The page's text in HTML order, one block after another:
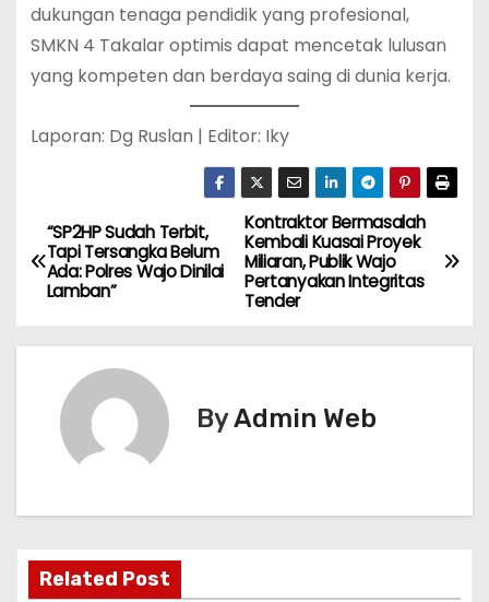
dukungan tenaga pendidik yang profesional,
SMKN 4 Takalar optimis dapat mencetak lulusan
yang kompeten dan berdaya saing di dunia kerja.
Laporan: Dg Ruslan | Editor: Iky
N
a
s
i
Kontraktor Bermasalah
Kembali Kuasai Proyek
Miliaran, Publik Wajo
Pertanyakan Integritas
Tender
“SP2HP Sudah Terbit,
Tapi Tersangka Belum
Ada: Polres Wajo Dinilai
Lamban”
ByAdmin Web
Related Post